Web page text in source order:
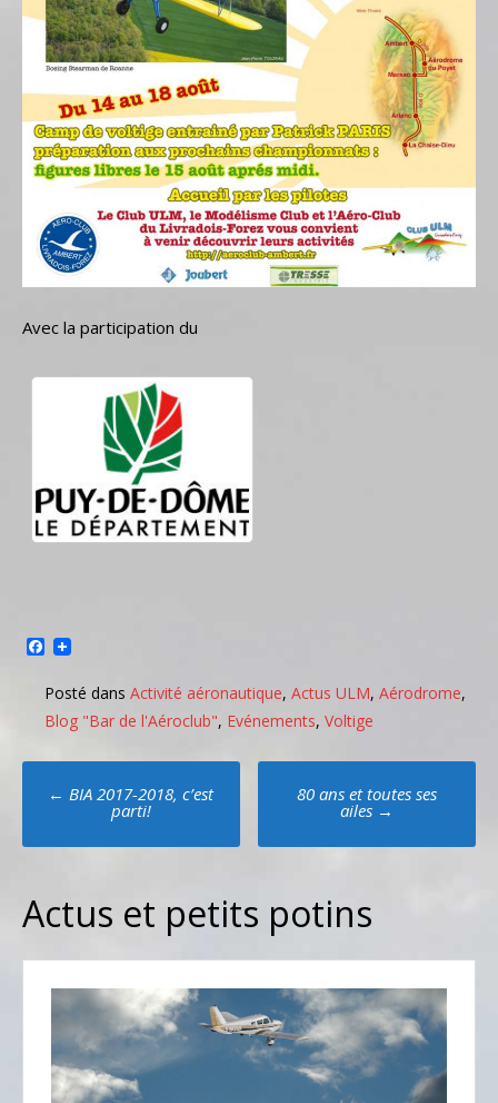
Avec la participation du
Facebook
Posté dans Activité aéronautique, Actus ULM, Aérodrome,
Blog "Bar de l'Aéroclub", Evénements, Voltige
Poste
navigation
← BIA 2017-2018, c’est
parti!
80 ans et toutes ses
ailes →
Actus et petits potins